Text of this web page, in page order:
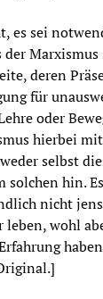
es sei
der
deren
für
oder
hierbei
selbst
solchen hin.
nicht
leben, wohl